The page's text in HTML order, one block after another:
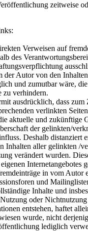
zeitweise
Verweisen auf
des
der Autor von den
und zumutbar wäre,
zu verhindern.
ausdrücklich, dass zum
verlinkten
aktuelle und zukünftige
der gelinkten/
Deshalb distanziert
Inhalten aller gelinkten /
verändert wurden.
Internetangebotes
in vom Autor
und
Inhalte und
oder
entstehen, haftet
wurde, nicht
lediglich